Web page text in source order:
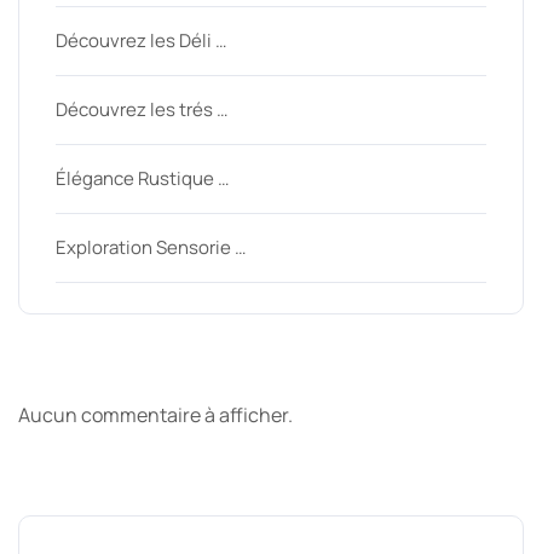
Découvrez les Déli …
Découvrez les trés …
Élégance Rustique …
Exploration Sensorie …
Aucun commentaire à afficher.